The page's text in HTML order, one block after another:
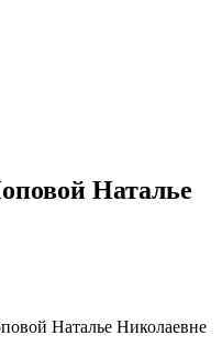
Наталье
Наталье Николаевне